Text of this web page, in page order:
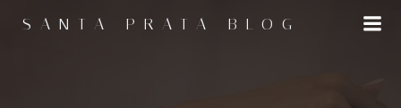
para
SANTA PRATA BLOG